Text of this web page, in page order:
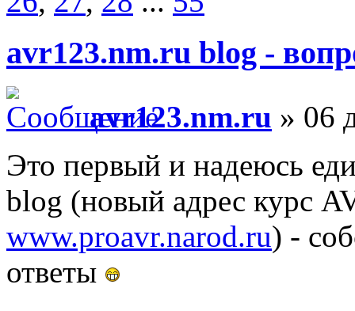
avr123.nm.ru blog -
avr123.nm.ru » 06
Это первый и надеюсь
blog (новый адрес курс
www.proavr.narod.ru) -
ответы